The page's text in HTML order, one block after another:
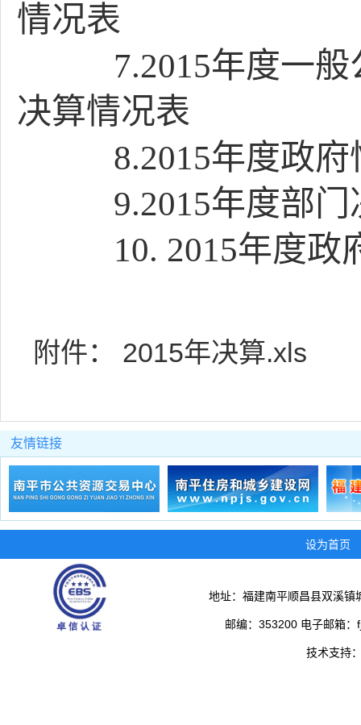
情况表
7.2015年度一
决算情况表
8.2015年度政
9.2015年度部
10. 2015年度政
附件： 2015年决算.xls
友情链接
设为首页
地址：福建南平顺昌县双溪
邮编：353200 电子邮箱
技术支持